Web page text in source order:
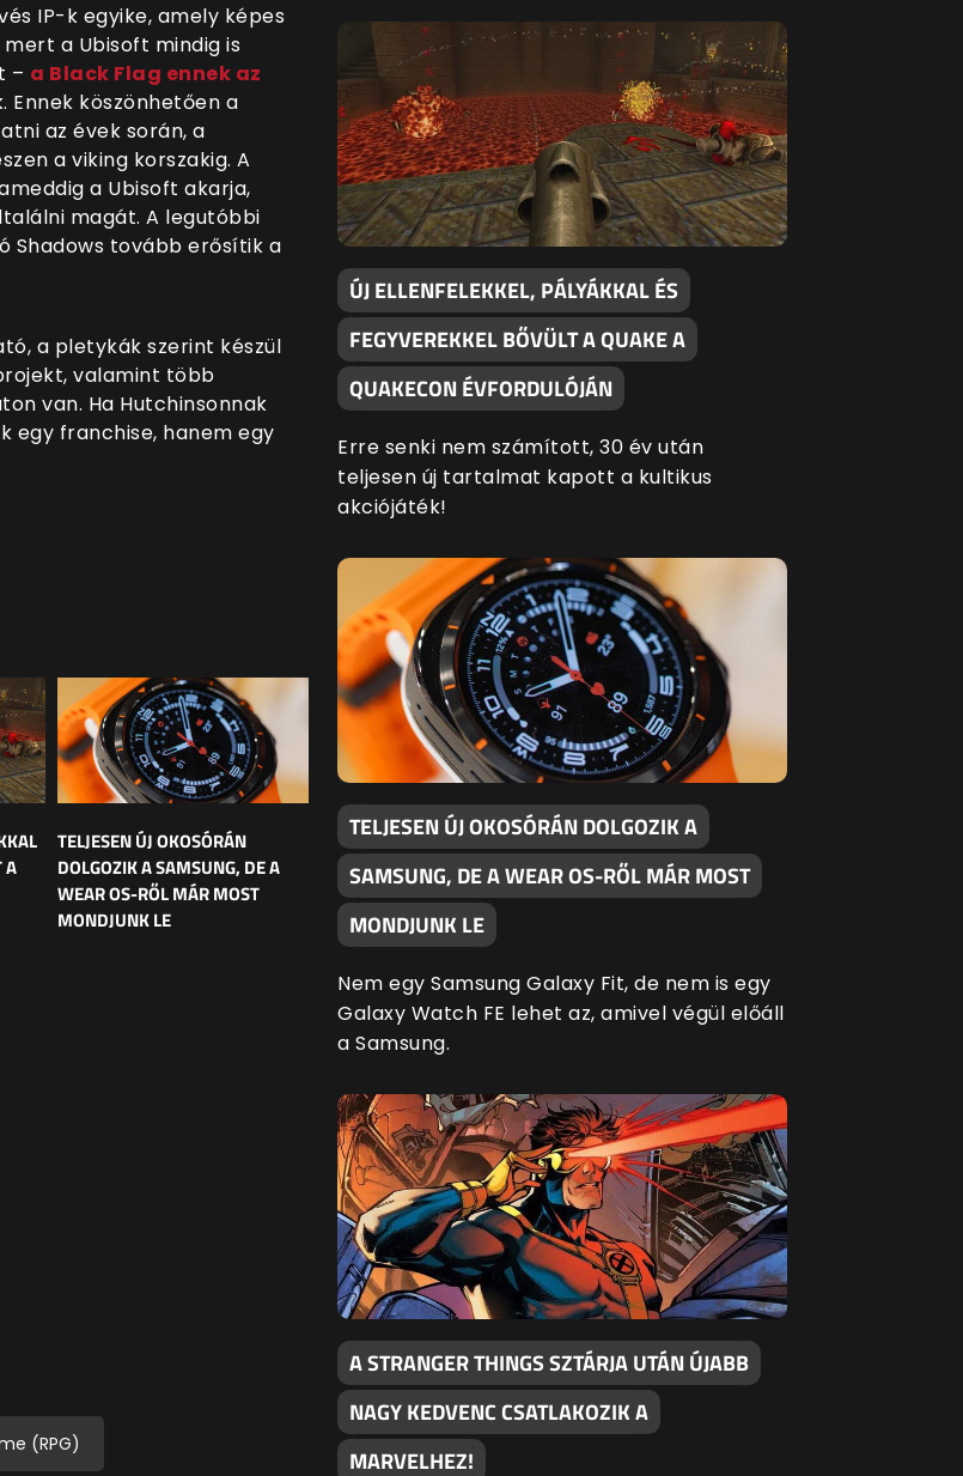
IP-k egyike, amely képes
a Ubisoft mindig is
– a Black Flag ennek az
Ennek köszönhetően a
az évek során, a
a viking korszakig. A
a Ubisoft akarja,
magát. A legutóbbi
Shadows tovább erősítik a
a pletykák szerint készül
valamint több
van. Ha Hutchinsonnak
egy franchise, hanem egy
A
TELJESEN ÚJ OKOSÓRÁN
DOLGOZIK A SAMSUNG, DE A
WEAR OS-RŐL MÁR MOST
MONDJUNK LE
(RPG)
ÚJ ELLENFELEKKEL, PÁLYÁKKAL ÉS
FEGYVEREKKEL BŐVÜLT A QUAKE A
QUAKECON ÉVFORDULÓJÁN
Erre senki nem számított, 30 év után
teljesen új tartalmat kapott a kultikus
akciójáték!
TELJESEN ÚJ OKOSÓRÁN DOLGOZIK A
SAMSUNG, DE A WEAR OS-RŐL MÁR MOST
MONDJUNK LE
Nem egy Samsung Galaxy Fit, de nem is egy
Galaxy Watch FE lehet az, amivel végül előáll
a Samsung.
A STRANGER THINGS SZTÁRJA UTÁN ÚJABB
NAGY KEDVENC CSATLAKOZIK A
MARVELHEZ!